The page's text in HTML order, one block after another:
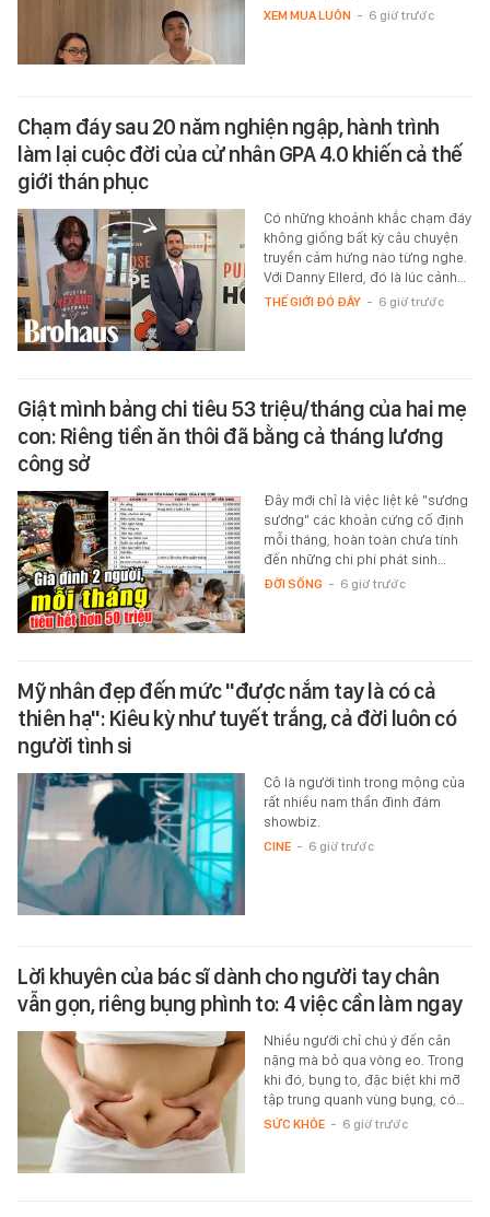
XEM MUA LUÔN - 6 giờ trước
Chạm đáy sau 20 năm nghiện ngập, hành trình
làm lại cuộc đời của cử nhân GPA 4.0 khiến cả thế
giới thán phục
Có những khoảnh khắc chạm đáy
không giống bất kỳ câu chuyện
truyền cảm hứng nào từng nghe.
Với Danny Ellerd, đó là lúc cảnh…
THẾ GIỚI ĐÓ ĐÂY - 6 giờ trước
Giật mình bảng chi tiêu 53 triệu/tháng của hai mẹ
con: Riêng tiền ăn thôi đã bằng cả tháng lương
công sở
Đây mới chỉ là việc liệt kê "sương
sương" các khoản cứng cố định
mỗi tháng, hoàn toàn chưa tính
đến những chi phí phát sinh…
ĐỜI SỐNG - 6 giờ trước
Mỹ nhân đẹp đến mức "được nắm tay là có cả
thiên hạ": Kiêu kỳ như tuyết trắng, cả đời luôn có
người tình si
Cô là người tình trong mộng của
rất nhiều nam thần đình đám
showbiz.
CINE - 6 giờ trước
Lời khuyên của bác sĩ dành cho người tay chân
vẫn gọn, riêng bụng phình to: 4 việc cần làm ngay
Nhiều người chỉ chú ý đến cân
nặng mà bỏ qua vòng eo. Trong
khi đó, bụng to, đặc biệt khi mỡ
tập trung quanh vùng bụng, có…
SỨC KHỎE - 6 giờ trước